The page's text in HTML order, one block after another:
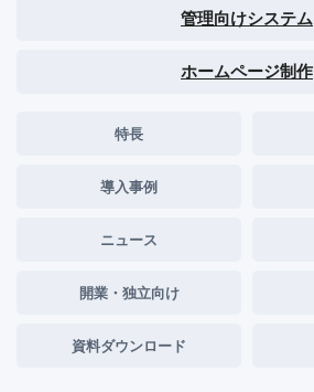
管理向けシステム
ホームページ制作
特長
導入事例
ニュース
開業・独立向け
資料ダウンロード